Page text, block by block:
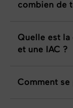
combien de
Quelle est la
et une IAC ?
Comment se